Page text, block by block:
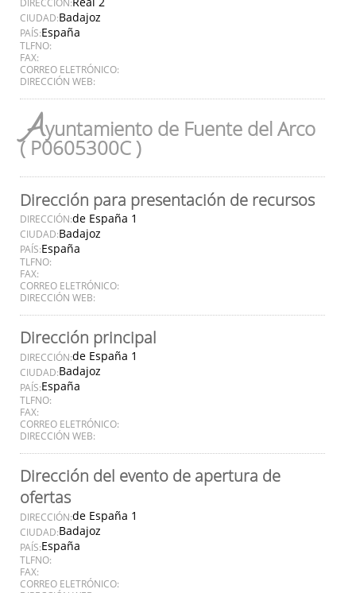
DIRECCIÓN:
CIUDAD:Badajoz
PAÍS:España
TLFNO:
FAX:
CORREO ELETRÓNICO:
DIRECCIÓN WEB:
Ayuntamiento de Fuente del Arco
( P0605300C )
Dirección para presentación de recursos
DIRECCIÓN:de España 1
CIUDAD:Badajoz
PAÍS:España
TLFNO:
FAX:
CORREO ELETRÓNICO:
DIRECCIÓN WEB:
Dirección principal
DIRECCIÓN:de España 1
CIUDAD:Badajoz
PAÍS:España
TLFNO:
FAX:
CORREO ELETRÓNICO:
DIRECCIÓN WEB:
Dirección del evento de apertura de
ofertas
DIRECCIÓN:de España 1
CIUDAD:Badajoz
PAÍS:España
TLFNO:
FAX:
CORREO ELETRÓNICO: